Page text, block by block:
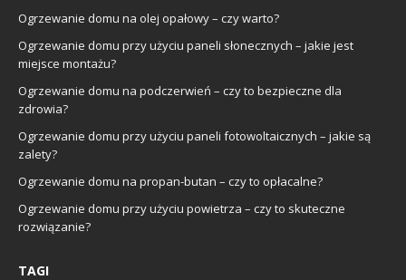
Ogrzewanie domu na olej opałowy – czy warto?
Ogrzewanie domu przy użyciu paneli słonecznych – jakie jest
miejsce montażu?
Ogrzewanie domu na podczerwień – czy to bezpieczne dla
zdrowia?
Ogrzewanie domu przy użyciu paneli fotowoltaicznych – jakie są
zalety?
Ogrzewanie domu na propan-butan – czy to opłacalne?
Ogrzewanie domu przy użyciu powietrza – czy to skuteczne
rozwiązanie?
TAGI